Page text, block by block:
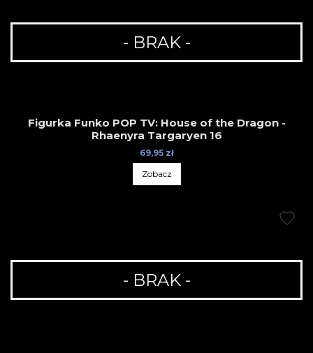
- BRAK -
Figurka Funko POP TV: House of the Dragon -
Rhaenyra Targaryen 16
69,95 zł
Zobacz
- BRAK -